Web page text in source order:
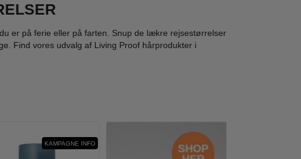
er på ferie eller på farten. Snup de lækre rejsestørrelser
Find vores udvalg af Living Proof hårprodukter i
KAMPAGNE INFO